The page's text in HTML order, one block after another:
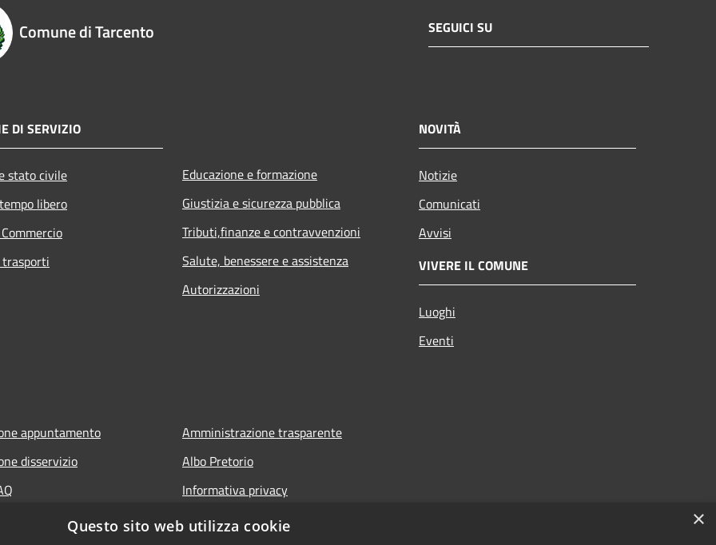
Comune di Tarcento SEGUICI SU
DI SERVIZIO
stato civile
libero
Educazione e formazione
Giustizia e sicurezza pubblica
Tributi,finanze e contravvenzioni
Salute, benessere e assistenza
Autorizzazioni
NOVITÀ
Notizie
Comunicati
Avvisi
VIVERE IL COMUNE
Luoghi
Eventi
appuntamento
disservizio
Amministrazione trasparente
Albo Pretorio
Informativa privacy
Note legali
×
Questo sito web utilizza cookie